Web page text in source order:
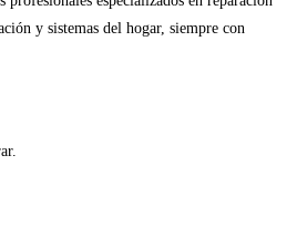
y sistemas del hogar, siempre con